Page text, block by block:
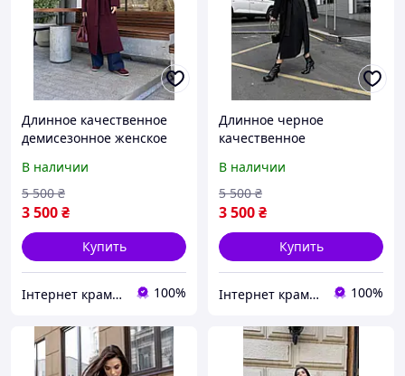
Длинное качественное
демисезонное женское
цвете бургунди
В наличии
3 500₴
5 500 ₴
Купить
Інтернет крамничка "Nika Star" 100%
Длинное черное
качественное
пальто свободного кроя с
разрезами
В наличии
3 500₴
5 500 ₴
Купить
Інтернет крамничка "Nika Star" 100%